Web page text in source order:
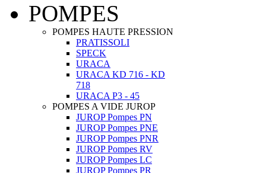
POMPES
POMPES HAUTE PRESSION
PRATISSOLI
SPECK
URACA
URACA KD 716 - KD
718
URACA P3 - 45
POMPES A VIDE JUROP
JUROP Pompes PN
JUROP Pompes PNE
JUROP Pompes PNR
JUROP Pompes RV
JUROP Pompes LC
JUROP Pompes PR